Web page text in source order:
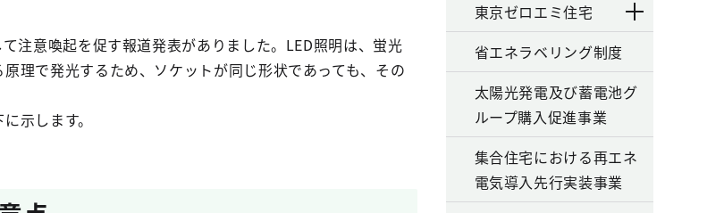
注意喚起を促す報道発表がありました。LED照明は、蛍光
理で発光するため、ソケットが同じ形状であっても、その
示します。
東京ゼロエミ住宅
省エネラベリング制度
太陽光発電及び蓄電池グ
ループ購入促進事業
集合住宅における再エネ
電気導入先行実装事業